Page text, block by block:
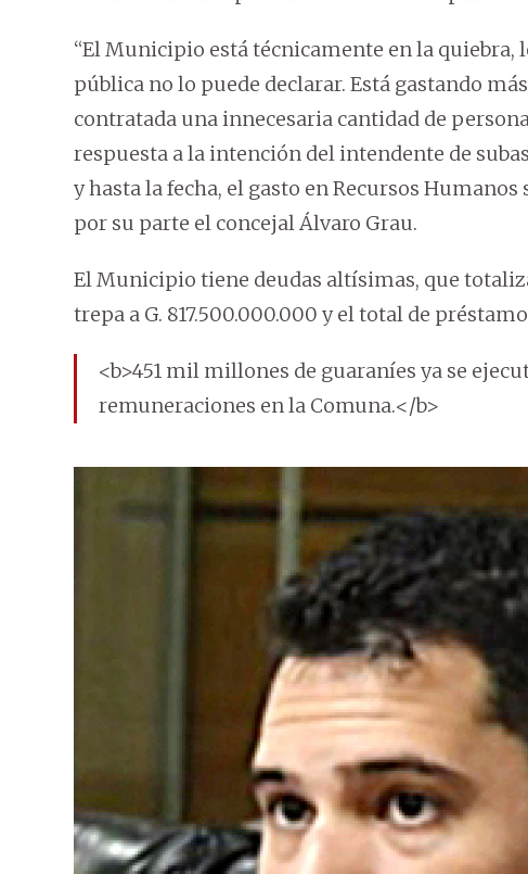
“El Municipio está técnicamente en la quiebra,
pública no lo puede declarar. Está gastando
contratada una innecesaria cantidad de
respuesta a la intención del intendente de
y hasta la fecha, el gasto en Recursos
por su parte el concejal Álvaro Grau.
El Municipio tiene deudas altísimas, que
trepa a G. 817.500.000.000 y el total de
<b>451 mil millones de guaraníes ya se
remuneraciones en la Comuna.</b>